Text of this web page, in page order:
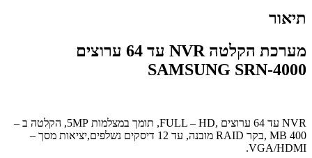
תיאור
מערכת הקלטה NVR עד 64 ערוצים
SAMSUNG SRN-4000
NVR עד 64 ערוצים ,FULL – HD, תומך במצלמות 5MP, הקלטה ב –
400 MB ,בקר RAID מובנה, עד 12 דיסקים נשלפים,יציאות מסך –
VGA/HDMI.